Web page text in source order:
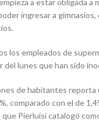
a estar obligada a
ingresar a
los empleados de
del lunes que han sido
de habitantes reporta
comparado con el de
que Pierluisi catalogó